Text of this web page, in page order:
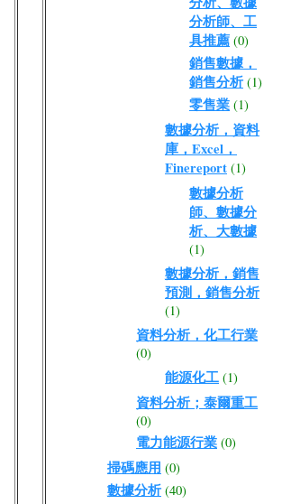
分析師、工
具推薦 (0)
銷售數據，
銷售分析 (1)
零售業 (1)
數據分析，資料
庫，Excel，
Finereport (1)
數據分析
師、數據分
析、大數據
(1)
數據分析，銷售
預測，銷售分析
(1)
資料分析，化工行業
(0)
能源化工 (1)
資料分析；泰爾重工
(0)
電力能源行業 (0)
掃碼應用 (0)
數據分析 (40)